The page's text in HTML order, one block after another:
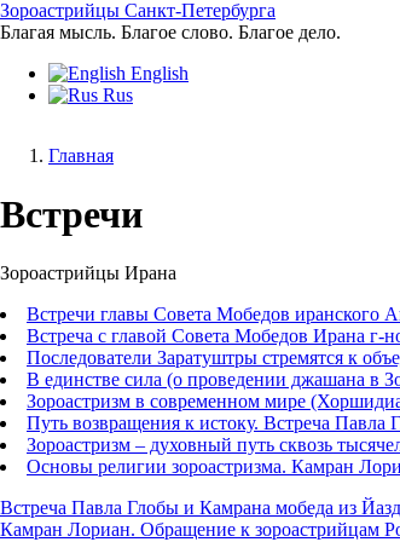
Перейти
к
содержанию
Зороастрийцы Санкт-Петербурга
Благая мысль. Благое слово. Благое дело.
English
Rus
навигации
Главная
Встречи
Зороастрийцы Ирана
Встречи главы Совета Мобедов
Встреча с главой Совета Мобедов Ирана
Последователи Заратуштры стремятся к
В единстве сила (о проведении джашана в
Зороастризм в современном мире
Путь возвращения к истоку. Встреча
Зороастризм – духовный путь сквозь
Основы религии зороастризма. Камран
Встреча Павла Глобы и Камрана мобеда из
Камран Лориан. Обращение к зороастрийцам